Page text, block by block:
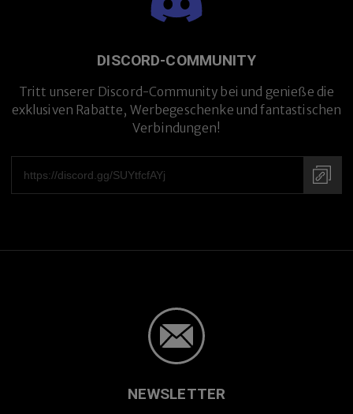
DISCORD-COMMUNITY
Tritt unserer Discord-Community bei und genieße die
exklusiven Rabatte, Werbegeschenke und fantastischen
Verbindungen!
NEWSLETTER